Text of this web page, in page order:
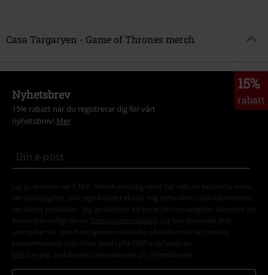
Casa Targaryen - Game of Thrones merch
15%
rabatt
Nyhetsbrev
15% rabatt när du registrerar dig för vårt
nyhetsbrev! Mer
Jag godkänner att E.M.P. Merchandising mbH har rätt att behandla mina
personuppgifter och regelbundet skicka mig nyhetsbrev och information
om deras produkter. Jag godkänner att mina personuppgifter kommer att
behandlas enligt deras
Datasekretesspolicy
. Jag kan återkalla mitt
samtycke när som helst genom att klicka på länken för att avsluta
prenumeration som finns med i alla EMP:s nyhetsbrev.
Här kan jag avsluta prenumerationen på nyhetsbrevet.